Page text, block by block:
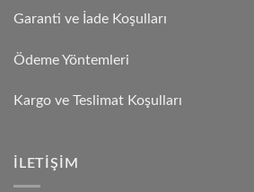
Garanti ve İade Koşulları
Ödeme Yöntemleri
Kargo ve Teslimat Koşulları
İLETIŞIM